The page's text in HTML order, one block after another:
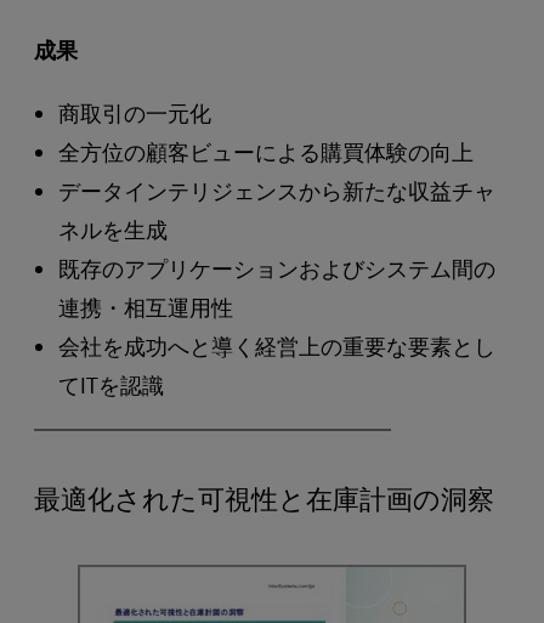
成果
商取引の一元化
全方位の顧客ビューによる購買体験の向上
データインテリジェンスから新たな収益チャ
ネルを生成
既存のアプリケーションおよびシステム間の
連携・相互運用性
会社を成功へと導く経営上の重要な要素とし
てITを認識
最適化された可視性と在庫計画の洞察